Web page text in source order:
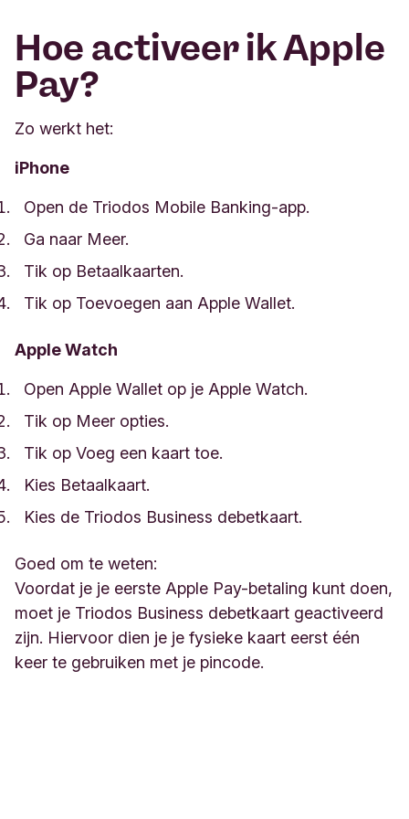
Hoe activeer ik Apple
Pay?
Zo werkt het:
iPhone
Open de Triodos Mobile Banking-app.
Ga naar Meer.
Tik op Betaalkaarten.
Tik op Toevoegen aan Apple Wallet.
Apple Watch
Open Apple Wallet op je Apple Watch.
Tik op Meer opties.
Tik op Voeg een kaart toe.
Kies Betaalkaart.
Kies de Triodos Business debetkaart.
Goed om te weten:
Voordat je je eerste Apple Pay-betaling kunt doen,
moet je Triodos Business debetkaart geactiveerd
zijn. Hiervoor dien je je fysieke kaart eerst één
keer te gebruiken met je pincode.